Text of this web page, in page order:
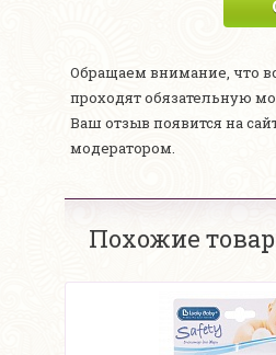
Обращаем внимание, что
проходят обязательную
Ваш отзыв появится на
модератором.
Похожие